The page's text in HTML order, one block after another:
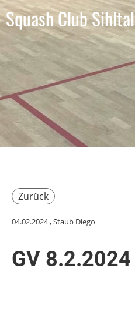
Squash Club Sihltal
Zurück
04.02.2024, Staub Diego
GV 8.2.2024